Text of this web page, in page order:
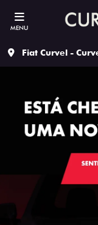
MENU
Fiat Curvel -